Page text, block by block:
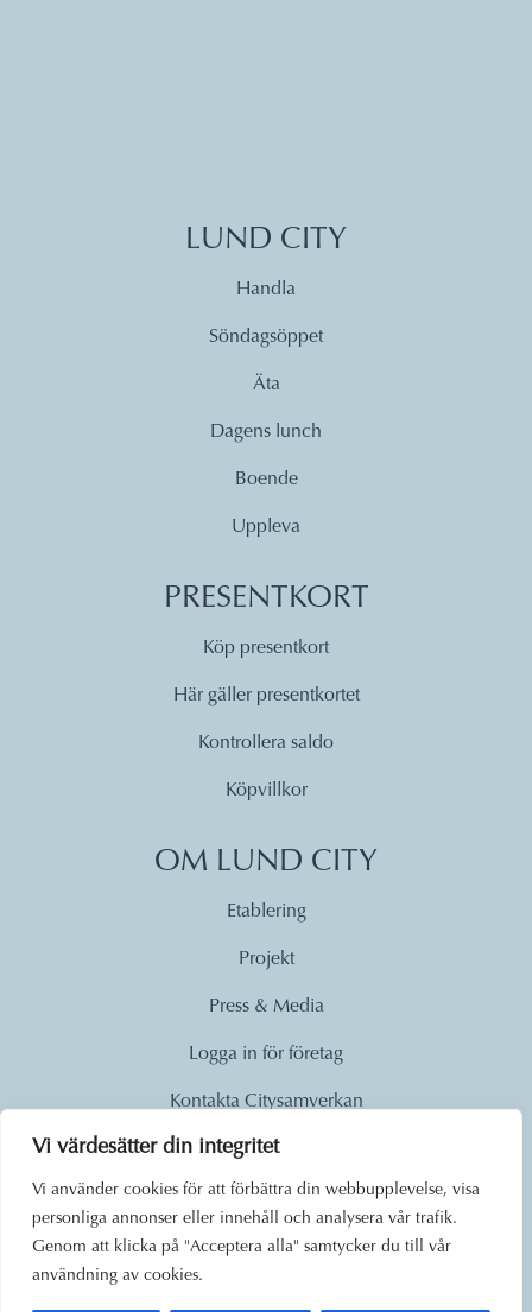
Vi värdesätter din integritet
Vi använder cookies för att förbättra din webbupplevelse, visa
personliga annonser eller innehåll och analysera vår trafik.
Genom att klicka på "Acceptera alla" samtycker du till vår
användning av cookies.
LUND CITY
Handla
Söndagsöppet
Äta
Dagens lunch
Boende
Uppleva
PRESENTKORT
Köp presentkort
Här gäller presentkortet
Kontrollera saldo
Köpvillkor
OM LUND CITY
Etablering
Projekt
Press & Media
Logga in för företag
Kontakta Citysamverkan
Lund City. Alla rättigheter
förbehållna.